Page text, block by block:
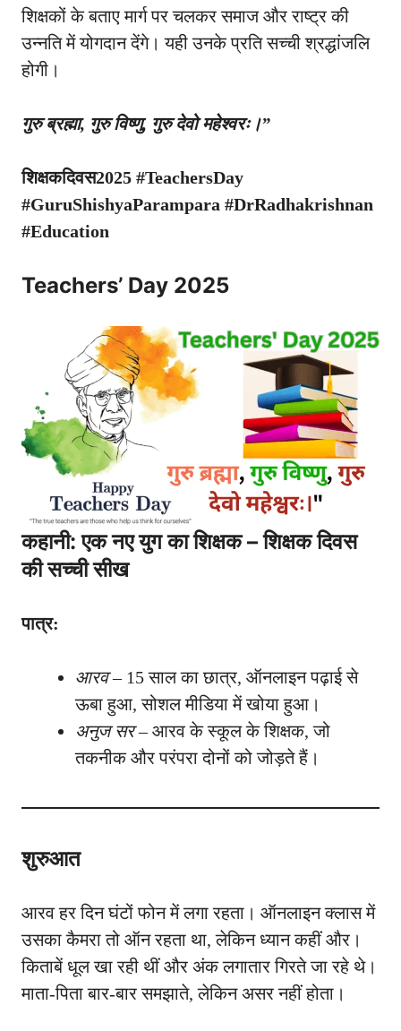
शिक्षकों के बताए मार्ग पर चलकर समाज और राष्ट्र की
उन्नति में योगदान देंगे। यही उनके प्रति सच्ची श्रद्धांजलि
होगी।
गुरु ब्रह्मा, गुरु विष्णु, गुरु देवो महेश्वरः।”
शिक्षकदिवस2025 #TeachersDay
#GuruShishyaParampara #DrRadhakrishnan
#Education
Teachers’ Day 2025
कहानी: एक नए युग का शिक्षक – शिक्षक दिवस
की सच्ची सीख
पात्र:
आरव– 15 साल का छात्र, ऑनलाइन पढ़ाई से
ऊबा हुआ, सोशल मीडिया में खोया हुआ।
अनुज सर– आरव के स्कूल के शिक्षक, जो
तकनीक और परंपरा दोनों को जोड़ते हैं।
शुरुआत
आरव हर दिन घंटों फोन में लगा रहता। ऑनलाइन क्लास में
उसका कैमरा तो ऑन रहता था, लेकिन ध्यान कहीं और।
किताबें धूल खा रही थीं और अंक लगातार गिरते जा रहे थे।
माता-पिता बार-बार समझाते, लेकिन असर नहीं होता।